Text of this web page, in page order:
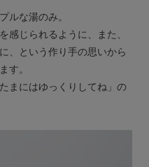
ルな湯のみ。
感じられるように、また、
、という作り手の思いから
す。
まにはゆっくりしてね」の